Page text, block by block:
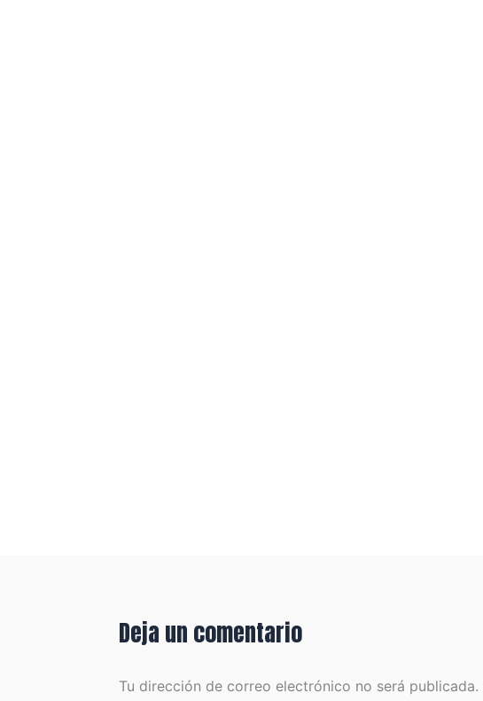
Deja un comentario
Tu dirección de correo electrónico no será publicada.